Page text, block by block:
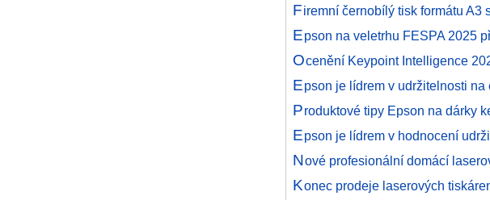
Firemní černobílý tisk formátu
Epson na veletrhu FESPA 2025
Ocenění Keypoint Intelligence
Epson je lídrem v udržitelnosti
Produktové tipy Epson na dárky
Epson je lídrem v hodnocení
Nové profesionální domácí
Konec prodeje laserových